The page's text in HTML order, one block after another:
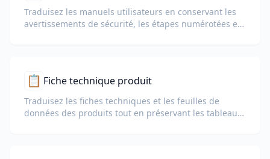
Traduisez les manuels utilisateurs en conservant les
avertissements de sécurité, les étapes numérotées et
📋 Fiche technique produit
Traduisez les fiches techniques et les feuilles de
données des produits tout en préservant les tableaux,